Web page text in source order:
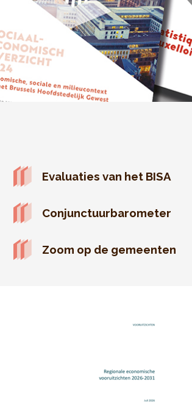
Evaluaties van het BISA
Conjunctuurbarometer
Zoom op de gemeenten